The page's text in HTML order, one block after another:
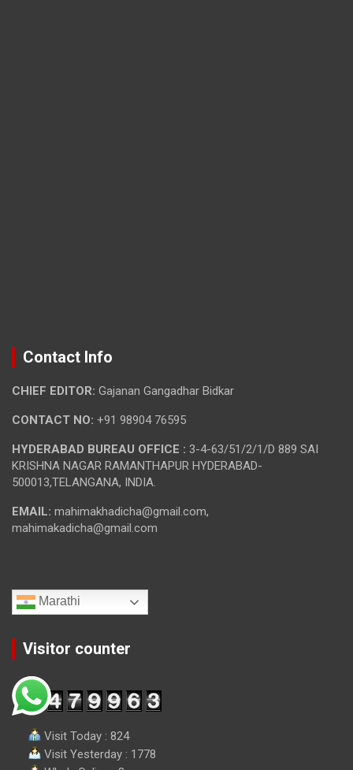
Contact Info
CHIEF EDITOR: Gajanan Gangadhar Bidkar
CONTACT NO: +91 98904 76595
HYDERABAD BUREAU OFFICE : 3-4-63/51/2/1/D 889 SAI
KRISHNA NAGAR RAMANTHAPUR HYDERABAD-
500013,TELANGANA, INDIA.
EMAIL: mahimakhadicha@gmail.com,
mahimakadicha@gmail.com
Marathi
Visitor counter
Visit Today : 824
Visit Yesterday : 1778